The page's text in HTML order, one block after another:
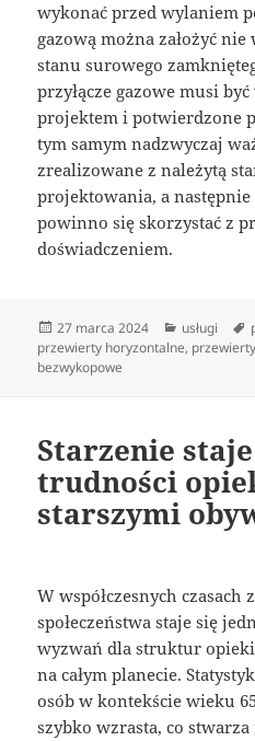
wykonać przed wylaniem
gazową można założyć
stanu surowego
przyłącze gazowe musi
projektem i potwierdzone
tym samym nadzwyczaj
zrealizowane z należytą
projektowania, a
powinno się skorzystać z
doświadczeniem.
Data
publikacji
27 marca 2024 Kategorie
usługi
przewierty horyzontalne,
bezwykopowe
Starzenie
trudności
starszymi
W współczesnych
społeczeństwa staje się
wyzwań dla struktur
na całym planecie.
osób w kontekście wieku
szybko wzrasta, co